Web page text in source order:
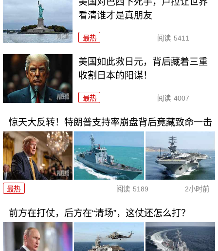
看清谁才是真朋友
最热 阅读 5411
美国如此救日元，背后藏着三重
收割日本的阳谋！
最热 阅读 4007
惊天大反转！特朗普支持率崩盘背后竟藏致命一击
最热 阅读 5189 2小时前
前方在打仗，后方在“清场”，这仗还怎么打？